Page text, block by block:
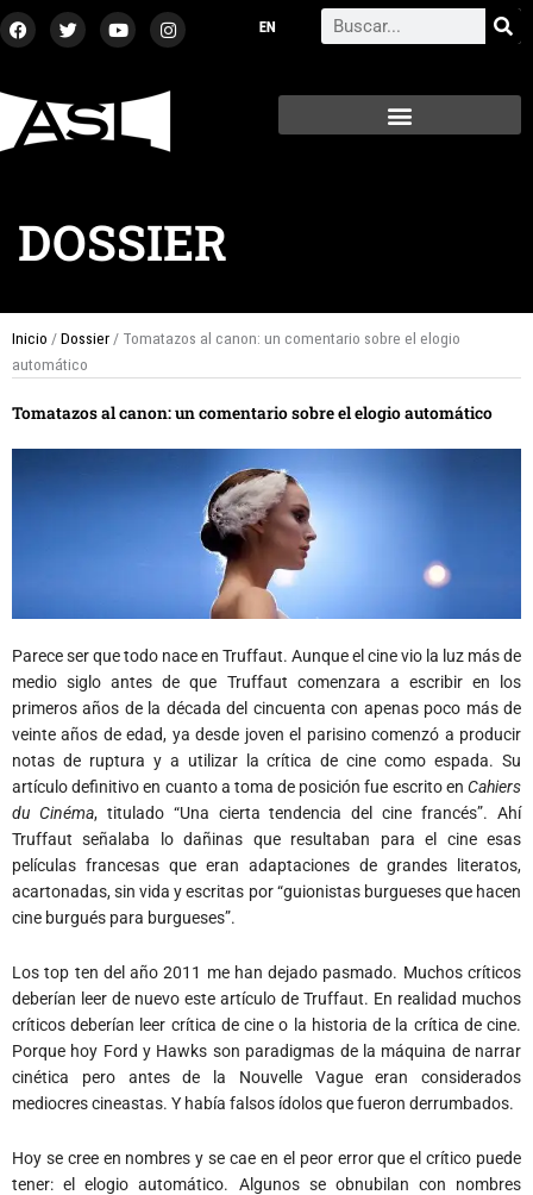
al
F
a
c
o
k
T
w
i
e
r
Y
o
u
b
I
n
s
a
Search
DOSSIER
Inicio /Dossier / Tomatazos al canon: un comentario sobre el elogio
automático
Tomatazos al canon: un comentario sobre el elogio automático
Parece ser que todo nace en Truffaut. Aunque el cine vio la luz más de
medio siglo antes de que Truffaut comenzara a escribir en los
primeros años de la década del cincuenta con apenas poco más de
veinte años de edad, ya desde joven el parisino comenzó a producir
notas de ruptura y a utilizar la crítica de cine como espada. Su
artículo definitivo en cuanto a toma de posición fue escrito en Cahiers
du Cinéma, titulado “Una cierta tendencia del cine francés”. Ahí
Truffaut señalaba lo dañinas que resultaban para el cine esas
películas francesas que eran adaptaciones de grandes literatos,
acartonadas, sin vida y escritas por “guionistas burgueses que hacen
cine burgués para burgueses”.
Los top ten del año 2011 me han dejado pasmado. Muchos críticos
deberían leer de nuevo este artículo de Truffaut. En realidad muchos
críticos deberían leer crítica de cine o la historia de la crítica de cine.
Porque hoy Ford y Hawks son paradigmas de la máquina de narrar
cinética pero antes de la Nouvelle Vague eran considerados
mediocres cineastas. Y había falsos ídolos que fueron derrumbados.
Hoy se cree en nombres y se cae en el peor error que el crítico puede
tener: el elogio automático. Algunos se obnubilan con nombres